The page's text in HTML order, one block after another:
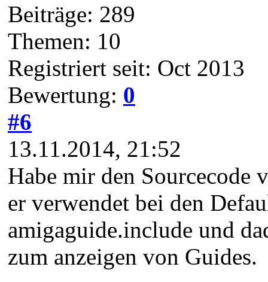
Beiträge: 289
Themen: 10
Registriert seit: Oct 2013
Bewertung: 0
#6
13.11.2014, 21:52
Habe mir den Sourcecode
er verwendet bei den
amigaguide.include und
zum anzeigen von Guides.